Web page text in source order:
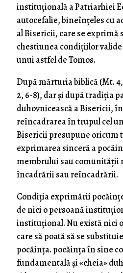
instituțională a Patriarhiei
autocefalie, bineînțeles cu
al Bisericii, care se exprimă
chestiunea condițiilor
unui astfel de Tomos.
După mărturia biblică (Mt. 4,
2, 6-8), dar și după tradiția
duhovnicească a Bisericii,
reîncadrarea în trupul cel
Bisericii presupune oricum
exprimarea sinceră a
membrului sau comunității
încadrării sau reîncadrării.
Condiția exprimării
de nici o persoană
instituțional. Nu există nici
care să poată să se
pocăința. pocăința în sine
fundamentală și «cheia»